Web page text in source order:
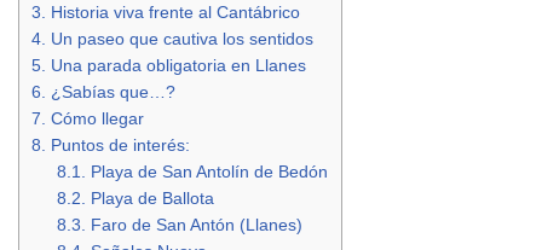
3.
Historia viva frente al Cantábrico
4. Un paseo que cautiva los sentidos
5. Una parada obligatoria en Llanes
6.
¿Sabías que…?
7. Cómo llegar
8.
Puntos de interés:
8.1.
Playa de San Antolín de Bedón
8.2.
Playa de Ballota
8.3.
Faro de San Antón (Llanes)